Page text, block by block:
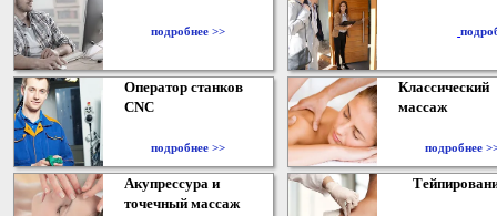
подробнее >>
Оператор станков
CNC
подробнее >>
Классический
массаж
подробнее
Акупрессура и
точечный массаж